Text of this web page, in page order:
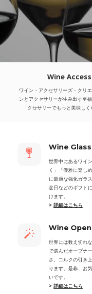
Wine
ワイン・アクセサリーズ・クリ
ンとアクセサリーが生み出す至
クセサリーでもっと美味しく
Wine Glass
世界中にあるワイ
く」「優雅に楽し
に最適な強化ガラ
念日などのギフト
けます。
> 詳細はこちら
Wine
世界には数え切れ
で選んだオープナ
さ、コルクの引き
ります。是非、お
いです。
> 詳細はこちら